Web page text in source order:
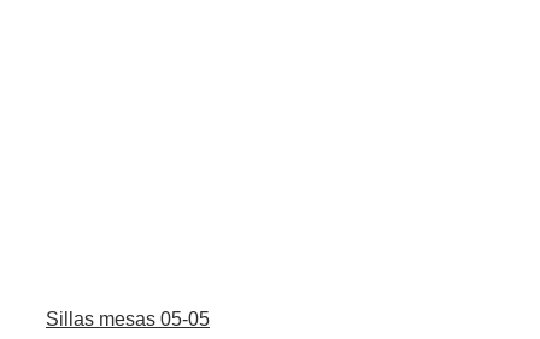
Sillas mesas 05-05